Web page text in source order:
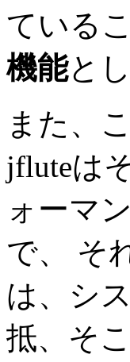
ている
機能と
また、
jfluteは
ォーマ
で、 そ
は、シ
抵、そ